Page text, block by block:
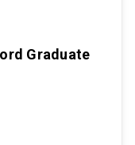
Graduate